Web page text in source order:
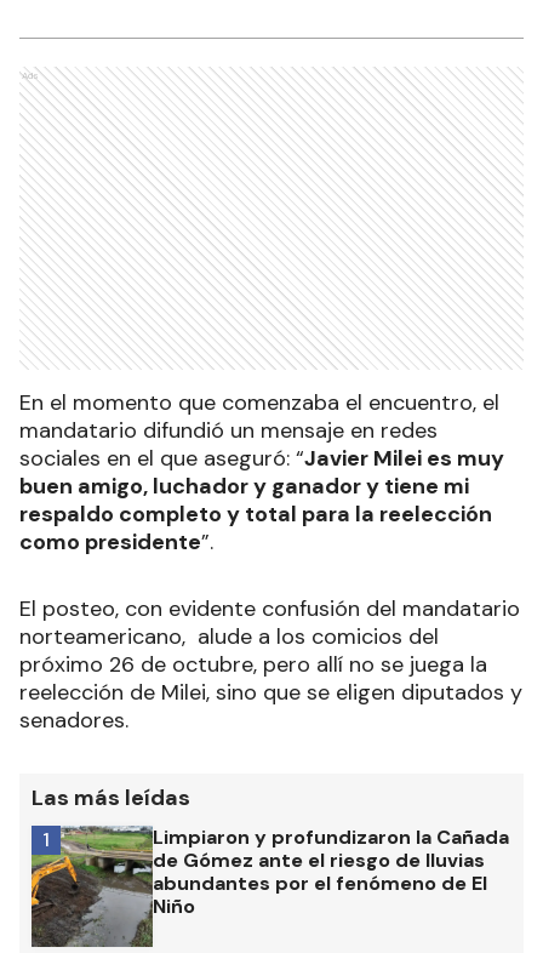
Ads
En el momento que comenzaba el encuentro, el
mandatario difundió un mensaje en redes
sociales en el que aseguró: “Javier Milei es muy
buen amigo, luchador y ganador y tiene mi
respaldo completo y total para la reelección
como presidente”.
El posteo, con evidente confusión del mandatario
norteamericano, alude a los comicios del
próximo 26 de octubre, pero allí no se juega la
reelección de Milei, sino que se eligen diputados y
senadores.
Las más leídas
Limpiaron y profundizaron la Cañada
de Gómez ante el riesgo de lluvias
abundantes por el fenómeno de El
Niño
1